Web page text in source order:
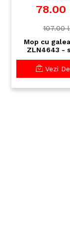
78.00
107.00
Mop cu
ZLN4643 -
laveta din
Vezi